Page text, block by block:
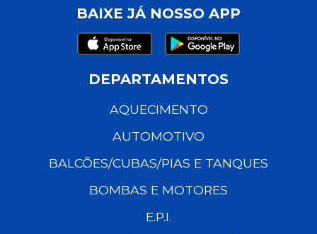
BAIXE JÁ NOSSO APP
DEPARTAMENTOS
AQUECIMENTO
AUTOMOTIVO
BALCÕES/CUBAS/PIAS E TANQUES
BOMBAS E MOTORES
E.P.I.